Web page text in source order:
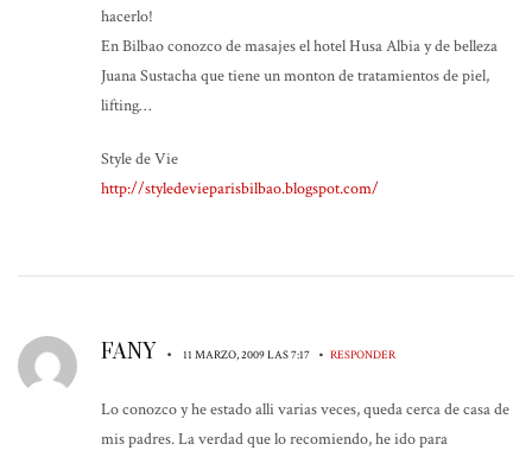
hacerlo!
En Bilbao conozco de masajes el hotel Husa Albia y de belleza
Juana Sustacha que tiene un monton de tratamientos de piel,
lifting…
Style de Vie
http://styledevieparisbilbao.blogspot.com/
FANY • 11 MARZO, 2009 LAS 7:17 • RESPONDER
Lo conozco y he estado alli varias veces, queda cerca de casa de
mis padres. La verdad que lo recomiendo, he ido para